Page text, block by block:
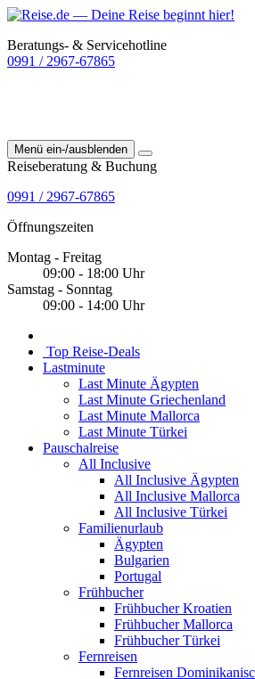
Beratungs- & Servicehotline
0991 / 2967-67865
Menü ein-/ausblenden
Reiseberatung & Buchung
0991 / 2967-67865
Öffnungszeiten
Montag - Freitag
09:00 - 18:00 Uhr
Samstag - Sonntag
09:00 - 14:00 Uhr
Top Reise-Deals
Lastminute
Last Minute Ägypten
Last Minute Griechenland
Last Minute Mallorca
Last Minute Türkei
Pauschalreise
All Inclusive
All Inclusive Ägypten
All Inclusive Mallorca
All Inclusive Türkei
Familienurlaub
Ägypten
Bulgarien
Portugal
Frühbucher
Frühbucher Kroatien
Frühbucher Mallorca
Frühbucher Türkei
Fernreisen
Fernreisen